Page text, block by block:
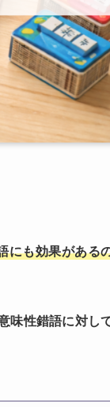
にも効果がある
味性錯語に対し